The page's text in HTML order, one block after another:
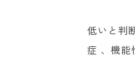
低いと判
症 、機能